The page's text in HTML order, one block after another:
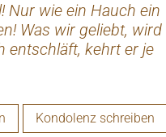
Nur wie ein Hauch ein
Was wir geliebt, wird
entschläft, kehrt er je
er wird sie rufen.
sie werden aufstehen
fest, verzweifle nie!
Kondolenz schreiben